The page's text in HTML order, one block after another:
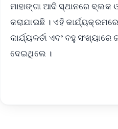
ମାହାଙ୍ଗା ଆଦି ସ୍ଥାନରେ ବ୍ଲକ
କରାଯାଇଛି । ଏହି
କାର୍ଯ୍ୟକର୍ତା ଏବଂ ବହୁ
ଦେଇଥିଲେ ।